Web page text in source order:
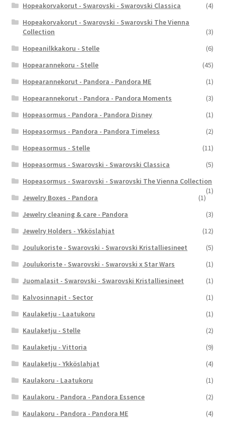
Hopeakorvakorut - Swarovski - Swarovski Classica
(4)
Hopeakorvakorut - Swarovski - Swarovski The Vienna
Collection
(3)
Hopeanilkkakoru - Stelle
(6)
Hopearannekoru - Stelle
(45)
Hopearannekorut - Pandora - Pandora ME
(1)
Hopearannekorut - Pandora - Pandora Moments
(3)
Hopeasormus - Pandora - Pandora Disney
(1)
Hopeasormus - Pandora - Pandora Timeless
(2)
Hopeasormus - Stelle
(11)
Hopeasormus - Swarovski - Swarovski Classica
(5)
Hopeasormus - Swarovski - Swarovski The Vienna Collection
(1)
Jewelry Boxes - Pandora
(1)
Jewelry cleaning & care - Pandora
(3)
Jewelry Holders - Ykköslahjat
(12)
Joulukoriste - Swarovski - Swarovski Kristalliesineet
(5)
Joulukoriste - Swarovski - Swarovski x Star Wars
(1)
Juomalasit - Swarovski - Swarovski Kristalliesineet
(1)
Kalvosinnapit - Sector
(1)
Kaulaketju - Laatukoru
(1)
Kaulaketju - Stelle
(2)
Kaulaketju - Vittoria
(9)
Kaulaketju - Ykköslahjat
(4)
Kaulakoru - Laatukoru
(1)
Kaulakoru - Pandora - Pandora Essence
(2)
Kaulakoru - Pandora - Pandora ME
(4)